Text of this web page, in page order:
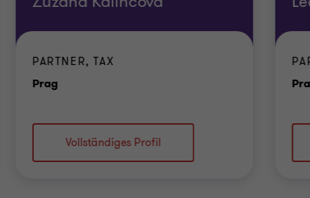
PARTNER, TAX
PragStandort
Vollständiges Profil